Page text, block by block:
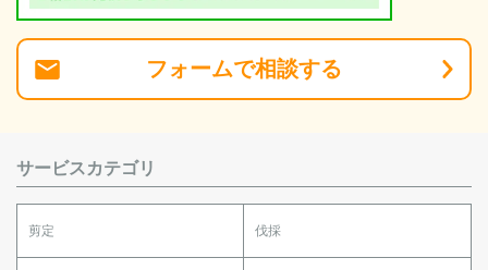
フォームで相談する
サービスカテゴリ
剪定 伐採